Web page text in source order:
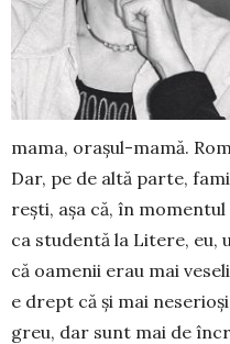
mama, orașul-mamă.
Dar, pe de altă parte,
rești, așa că, în
ca stu­dentă la Litere, eu,
că oamenii erau mai
e drept că și mai
greu, dar sunt mai de